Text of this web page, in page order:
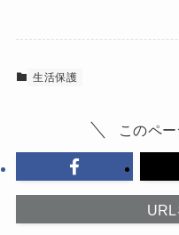
生活保護
このペ
URL